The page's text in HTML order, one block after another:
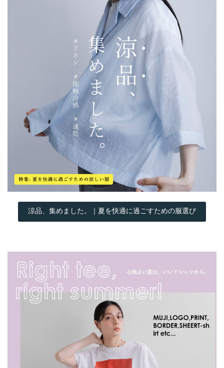
涼品、集めました。｜夏を快適に過ごすための服選び